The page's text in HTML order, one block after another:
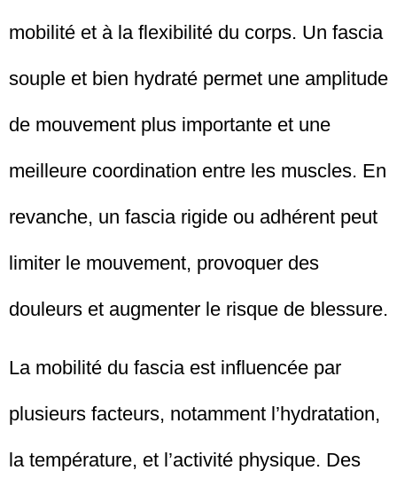
mobilité et à la flexibilité du corps. Un fascia
souple et bien hydraté permet une amplitude
de mouvement plus importante et une
meilleure coordination entre les muscles. En
revanche, un fascia rigide ou adhérent peut
limiter le mouvement, provoquer des
douleurs et augmenter le risque de blessure.
La mobilité du fascia est influencée par
plusieurs facteurs, notamment l’hydratation,
la température, et l’activité physique. Des